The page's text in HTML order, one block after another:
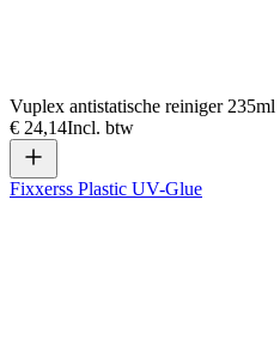
Vuplex antistatische reiniger 235ml
€ 24,14Incl. btw
Fixxerss Plastic UV-Glue